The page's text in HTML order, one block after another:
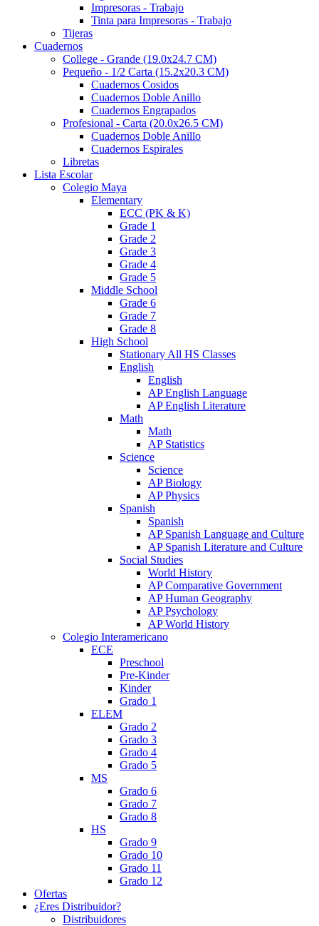
Impresoras - Trabajo
Tinta para Impresoras - Trabajo
Tijeras
Cuadernos
College - Grande (19.0x24.7 CM)
Pequeño - 1/2 Carta (15.2x20.3 CM)
Cuadernos Cosidos
Cuadernos Doble Anillo
Cuadernos Engrapados
Profesional - Carta (20.0x26.5 CM)
Cuadernos Doble Anillo
Cuadernos Espirales
Libretas
Lista Escolar
Colegio Maya
Elementary
ECC (PK & K)
Grade 1
Grade 2
Grade 3
Grade 4
Grade 5
Middle School
Grade 6
Grade 7
Grade 8
High School
Stationary All HS Classes
English
English
AP English Language
AP English Literature
Math
Math
AP Statistics
Science
Science
AP Biology
AP Physics
Spanish
Spanish
AP Spanish Language and Culture
AP Spanish Literature and Culture
Social Studies
World History
AP Comparative Government
AP Human Geography
AP Psychology
AP World History
Colegio Interamericano
ECE
Preschool
Pre-Kinder
Kinder
Grado 1
ELEM
Grado 2
Grado 3
Grado 4
Grado 5
MS
Grado 6
Grado 7
Grado 8
HS
Grado 9
Grado 10
Grado 11
Grado 12
Ofertas
¿Eres Distribuidor?
Distribuidores